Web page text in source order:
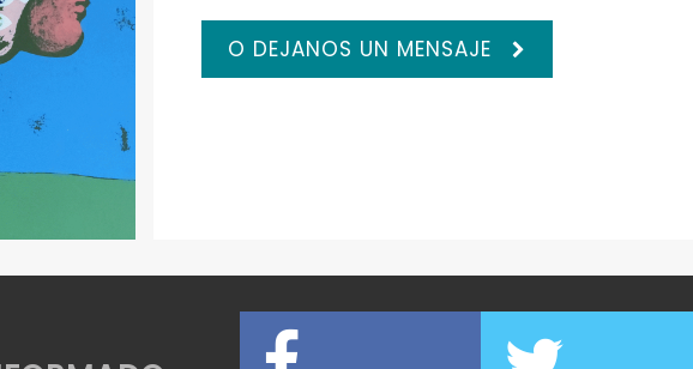
O DEJANOS UN MENSAJE